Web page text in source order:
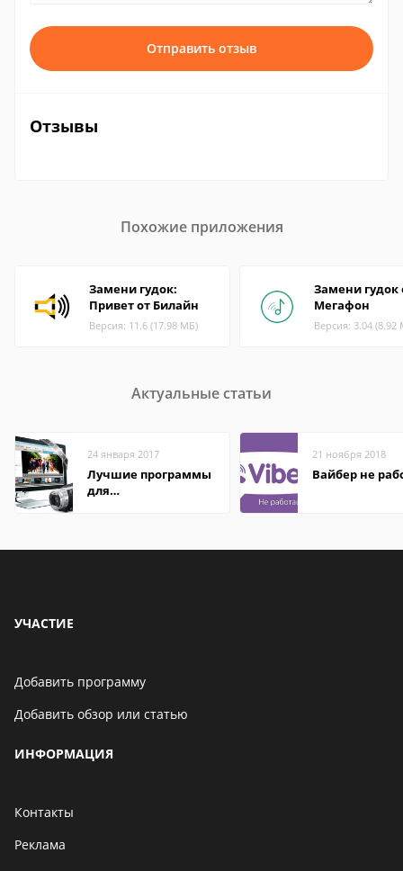
Отправить отзыв
Отзывы
Похожие приложения
Замени гудок:
Привет от Билайн
Версия: 11.6 (17.98 МБ)
Замени гудок
Мегафон
Версия: 3.04 (8.92
Актуальные статьи
24 января 2017
Лучшие программы
для
21 ноября 2018
Вайбер не
УЧАСТИЕ
Добавить программу
Добавить обзор или статью
ИНФОРМАЦИЯ
Контакты
Реклама